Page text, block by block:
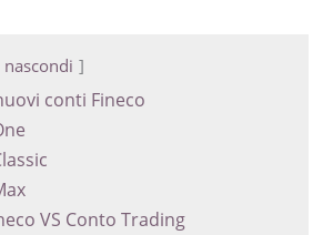
nascondi
conti Fineco
VS Conto Trading